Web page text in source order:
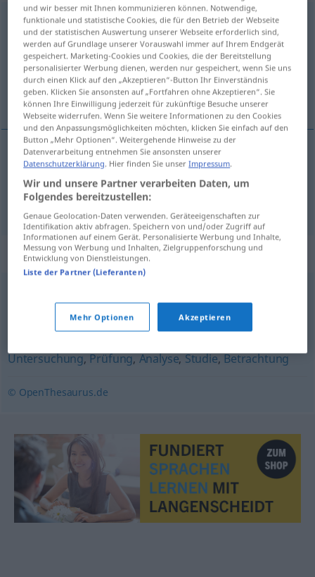
Erforschungf
Übersicht aller Übersetzungen
(Für mehr Details die Übersetzung anklicken/antippen)
het onderzoek, exploratie
(het)onderzoek Erforschung
exploratie Erforschung
Synonyme für "Erforschung"
Untersuchung
Untersuchung,Prüfung,Analyse,Studie,Betrachtung
© OpenThesaurus.de
und wir besser mit Ihnen kommunizieren können. Notwendige,
funktionale und statistische Cookies, die für den Betrieb der Webseite
und der statistischen Auswertung unserer Webseite erforderlich sind,
werden auf Grundlage unserer Vorauswahl immer auf Ihrem Endgerät
gespeichert. Marketing-Cookies und Cookies, die der Bereitstellung
personalisierter Werbung dienen, werden nur gespeichert, wenn Sie uns
durch einen Klick auf den „Akzeptieren“-Button Ihr Einverständnis
geben. Klicken Sie ansonsten auf „Fortfahren ohne Akzeptieren“. Sie
können Ihre Einwilligung jederzeit für zukünftige Besuche unserer
Webseite widerrufen. Wenn Sie weitere Informationen zu den Cookies
und den Anpassungsmöglichkeiten möchten, klicken Sie einfach auf den
Button „Mehr Optionen“. Weitergehende Hinweise zu der
Datenverarbeitung entnehmen Sie ansonsten unserer
Datenschutzerklärung . Hier finden Sie unserImpressum
Wir und unsere Partner verarbeiten Daten, um
Folgendes bereitzustellen:
Genaue Geolocation-Daten verwenden. Geräteeigenschaften zur
Identifikation aktiv abfragen. Speichern von und/oder Zugriff auf
Informationen auf einem Gerät. Personalisierte Werbung und Inhalte,
Messung von Werbung und Inhalten, Zielgruppenforschung und
Entwicklung von Dienstleistungen.
Liste der Partner (Lieferanten)
Mehr Optionen Akzeptieren